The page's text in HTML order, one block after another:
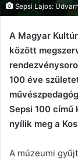
Sepsi Lajos:
A Magyar
között
100 éve
Sepsi 100 című
nyílik meg a
A múzeumi